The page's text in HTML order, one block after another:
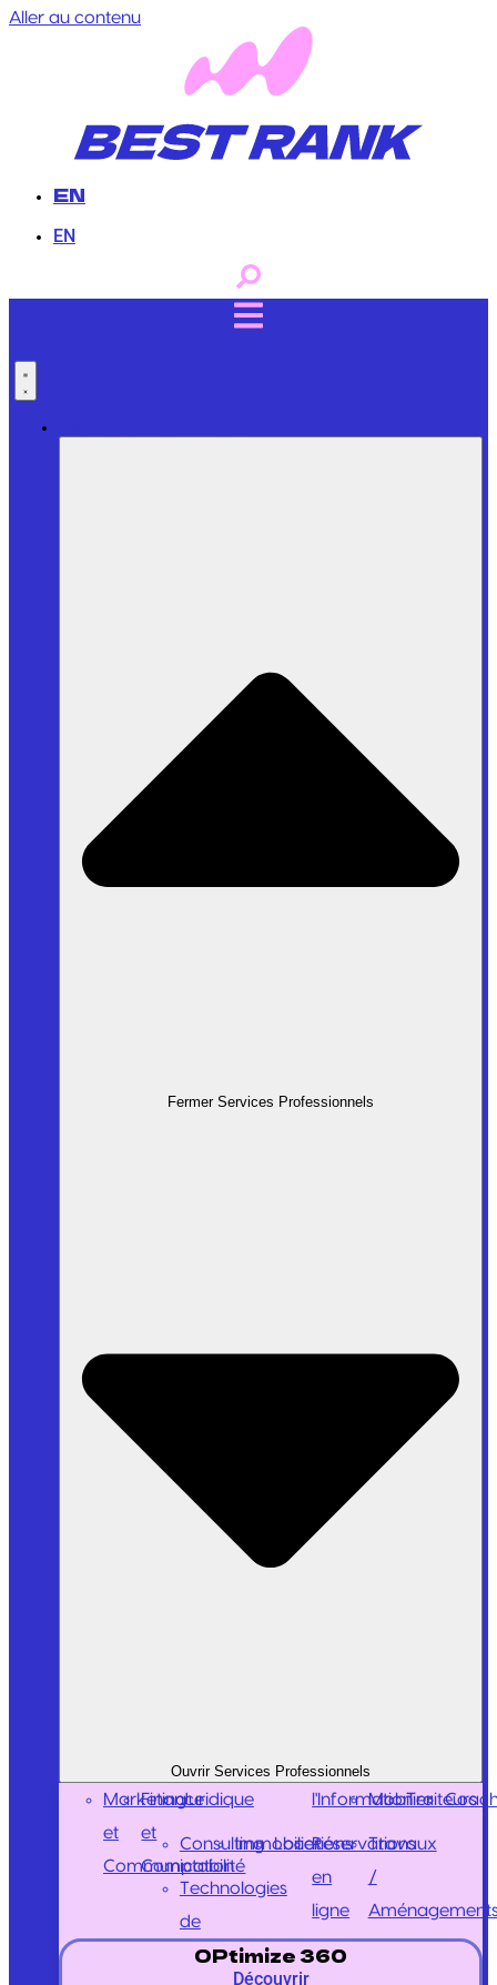
Aller au contenu
EN
EN
Fermer Services Professionnels
Ouvrir Services Professionnels
Marketing
et
Communication
Finance
et
Comptabilité
Juridique
Consulting
Technologies
de
l'Information
Immobilier
LocationsRéservations
en
ligne
MobilierTraiteurs
Travaux
/
OPtimize 360
Découvrir